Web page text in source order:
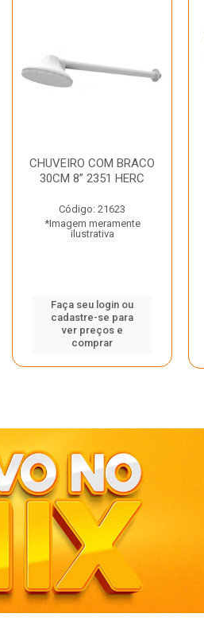
CHUVEIRO COM BRACO
30CM 8” 2351 HERC
Código: 21623
*Imagem meramente
ilustrativa
Faça seu login ou
cadastre-se para
ver preços e
comprar